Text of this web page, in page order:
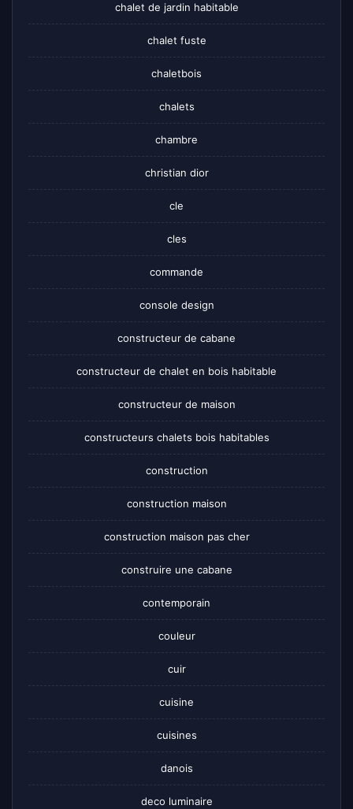
chalet de jardin habitable
chalet fuste
chaletbois
chalets
chambre
christian dior
cle
cles
commande
console design
constructeur de cabane
constructeur de chalet en bois habitable
constructeur de maison
constructeurs chalets bois habitables
construction
construction maison
construction maison pas cher
construire une cabane
contemporain
couleur
cuir
cuisine
cuisines
danois
deco luminaire